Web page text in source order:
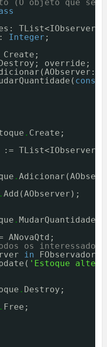
(O objeto que será
TList<IObserver>;
Integer ;
Create;
override;
const
. Create;
:=
.
. Add(AObserver);
. MudarQuantidade(
ANovaQtd;
os interessados
in
'Estoque
. Destroy;
. Free;